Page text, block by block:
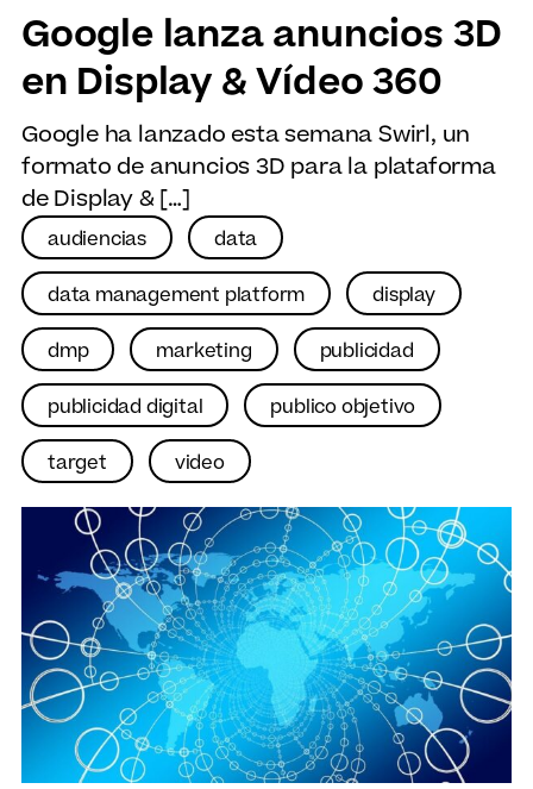
Google lanza anuncios 3D
en Display & Vídeo 360
Google ha lanzado esta semana Swirl, un
formato de anuncios 3D para la plataforma
de Display & […]
audiencias data
data management platform display
dmp marketing publicidad
publicidad digital publico objetivo
target video